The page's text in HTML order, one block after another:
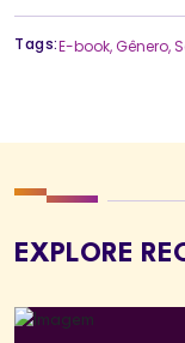
Tags:E-book,Gênero,
EXPLORE